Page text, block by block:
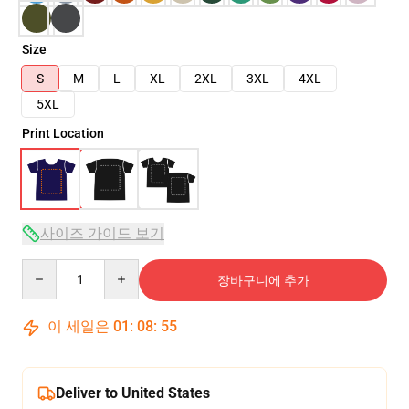
Size
S
M L XL 2XL 3XL
4XL
5XL
Print Location
사이즈 가이드 보기
장바구니에 추가
이 세일은 01 : 08: 54
Deliver to United States